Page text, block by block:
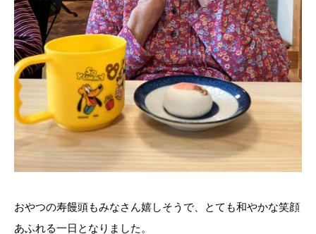
おやつの寿饅頭もみなさん嬉しそうで、とても和やかな笑顔
あふれる一日となりました。